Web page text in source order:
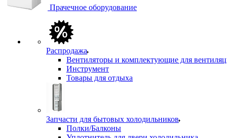
Прачечное оборудование
Распродажа
Вентиляторы и комплектующие для
Инструмент
Товары для отдыха
Запчасти для бытовых холодильников
Полки/Балконы